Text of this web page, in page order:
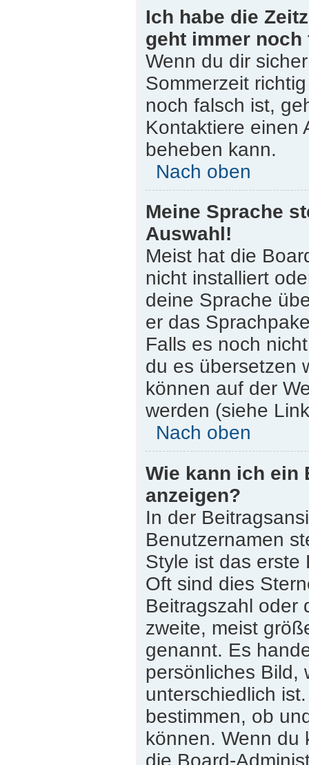
Ich habe die
geht immer noch
Wenn du dir
Sommerzeit
noch falsch ist,
Kontaktiere einen
beheben kann.
Nach oben
Meine Sprache
Auswahl!
Meist hat die
nicht installiert
deine Sprache
er das
Falls es noch
du es übersetzen
können auf der
werden (siehe
Nach oben
Wie kann ich ein
anzeigen?
In der
Benutzernamen
Style ist das erste
Oft sind dies
Beitragszahl oder
zweite, meist
genannt. Es
persönliches Bild,
unterschiedlich
bestimmen, ob
können. Wenn du
die Board-